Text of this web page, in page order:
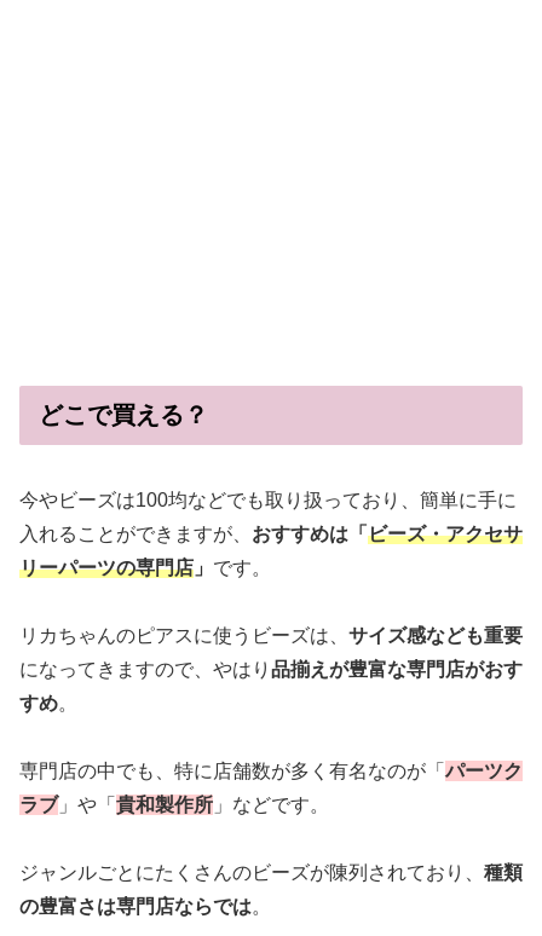
どこで買える？
今やビーズは100均などでも取り扱っており、簡単に手に
入れることができますが、 おすすめは「 ビーズ・アクセサ
リーパーツの専門店 」 です。
リカちゃんのピアスに使うビーズは、 サイズ感なども重要
になってきますので、やはり 品揃えが豊富な専門店がおす
すめ。
専門店の中でも、特に店舗数が多く有名なのが「パーツク
ラブ」や「 貴和製作所 」などです。
ジャンルごとにたくさんのビーズが陳列されており、 種類
の豊富さは専門店ならでは。